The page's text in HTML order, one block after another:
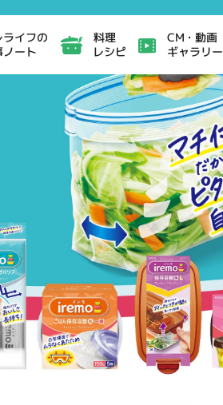
ライフの
ノート
料理
レシピ
CM・動画
ギャラリー